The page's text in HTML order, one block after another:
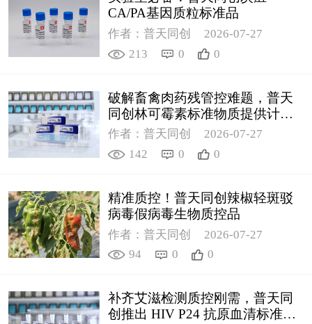
CA/PA基因质粒标准品
作者：普天同创
2026-07-27
213
0 0
破解畜禽肉药残管控难题，普天
同创林可霉素标准物质提供计量
支撑
作者：普天同创
2026-07-27
142
0 0
精准质控！普天同创辣椒轻斑驳
病毒假病毒生物质控品
作者：普天同创
2026-07-27
94
0 0
补齐艾滋检测质控刚需，普天同
创推出 HIV P24 抗原血清标准物